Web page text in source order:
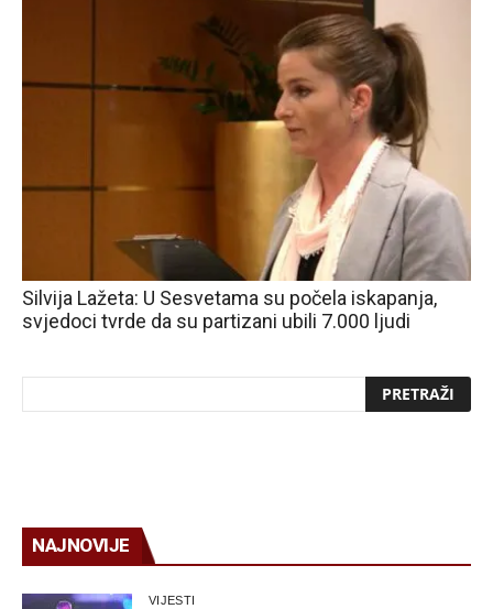
Silvija Lažeta: U Sesvetama su počela iskapanja,
svjedoci tvrde da su partizani ubili 7.000 ljudi
NAJNOVIJE
VIJESTI